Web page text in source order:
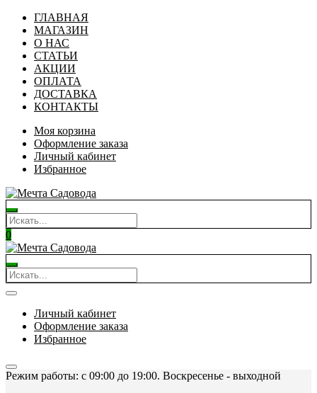
ГЛАВНАЯ
МАГАЗИН
О НАС
СТАТЬИ
АКЦИИ
ОПЛАТА
ДОСТАВКА
КОНТАКТЫ
Моя корзина
Оформление заказа
Личный кабинет
Избранное
0
Личный кабинет
Оформление заказа
Избранное
Режим работы: c 09:00 до 19:00. Воскресенье - выходной